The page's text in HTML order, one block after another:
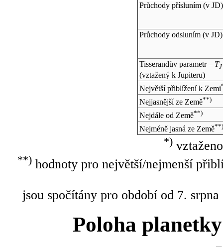
Průchody přísluním (v JD)
Průchody odsluním (v JD)
Tisserandův parametr – TJ
(vztažený k Jupiteru)
Největší přiblížení k Zemi
Nejjasnější ze Země**)
Nejdále od Země**)
Nejméně jasná ze Země**)
*)
**)hodnoty pro největší/nejmenší
jsou spočítány pro období od 7.
Poloha